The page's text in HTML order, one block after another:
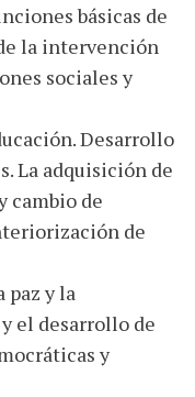
básicas de
la intervención
sociales y
Desarrollo
La adquisición de
cambio de
de
paz y la
el desarrollo de
y